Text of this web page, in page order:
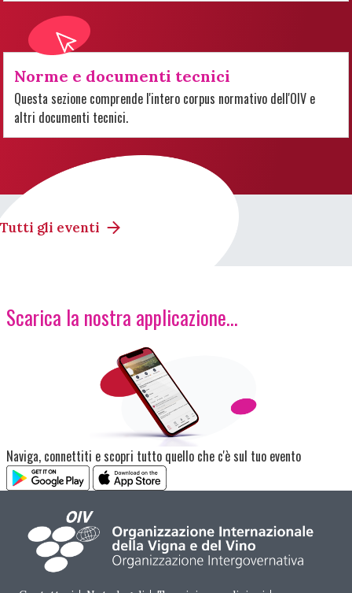
Norme e documenti tecnici
Questa sezione comprende l'intero corpus normativo dell'OIV e
altri documenti tecnici.
Tutti gli eventi
Scarica la nostra applicazione...
Immagine
Naviga, connettiti e scopri tutto quello che c'è sul tuo evento